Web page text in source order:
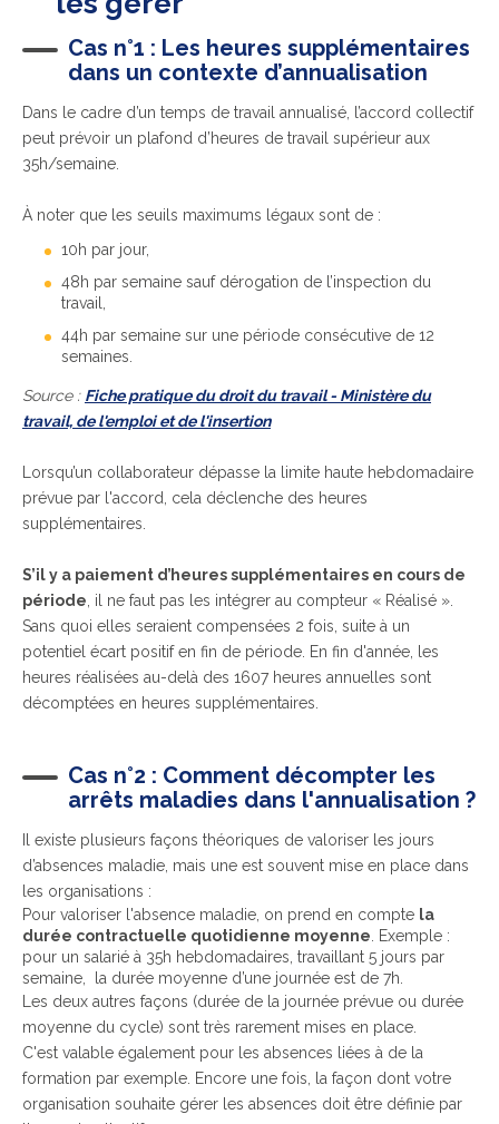
Cas n°1 : Les heures supplémentaires
dans un contexte d’annualisation
Dans le cadre d’un temps de travail annualisé, l’accord collectif
peut prévoir un plafond d’heures de travail supérieur aux
35h/semaine.
À noter que les seuils maximums légaux sont de :
10h par jour,
48h par semaine sauf dérogation de l’inspection du
travail,
44h par semaine sur une période consécutive de 12
semaines.
Source : Fiche pratique du droit du travail - Ministère du
travail, de l'emploi et de l'insertion
Lorsqu’un collaborateur dépasse la limite haute hebdomadaire
prévue par l'accord, cela déclenche des heures
supplémentaires.
S’il y a paiement d’heures supplémentaires en cours de
période , il ne faut pas les intégrer au compteur « Réalisé ».
Sans quoi elles seraient compensées 2 fois, suite à un
potentiel écart positif en fin de période. En fin d'année , les
heures réalisées au-delà des 1607 heures annuelles sont
décomptées en heures supplémentaires.
Cas n°2 : Comment décompter les
arrêts maladies dans l'annualisation ?
Il existe plusieurs façons théoriques de valoriser les jours
d’absences maladie, mais une est souvent mise en place dans
les organisations :
Pour valoriser l'absence maladie, on prend en compte la
durée contractuelle quotidienne moyenne . Exemple :
pour un salarié à 35h hebdomadaires, travaillant 5 jours par
semaine, la durée moyenne d’une journée est de 7h.
Les deux autres façons (durée de la journée prévue ou durée
moyenne du cycle) sont très rarement mises en place.
C'est valable également pour les absences liées à de la
formation par exemple. Encore une fois, la façon dont votre
organisation souhaite gérer les absences doit être définie par